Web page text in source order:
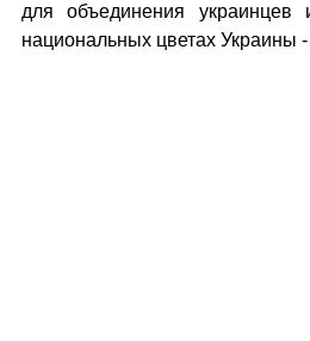
для объединения
национальных цветах Украины